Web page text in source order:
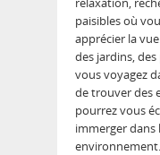
paisibles où
apprécier la
des jardins,
vous voyagez
de trouver des
pourrez vous
immerger
environnement.